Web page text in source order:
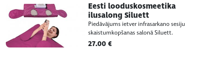
Eesti looduskosmeetika
ilusalong Siluett
Piedāvājums ietver infrasarkano sesiju
skaistumkopšanas salonā Siluett.
27.00 €